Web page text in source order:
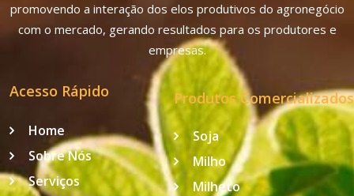
promovendo a interação dos elos produtivos do agronegócio
com o mercado, gerando resultados para os produtores e
empresas.
Acesso Rápido
Home
Sobre Nós
Serviços
Produtos Comercializados
Soja
Milho
Milheto